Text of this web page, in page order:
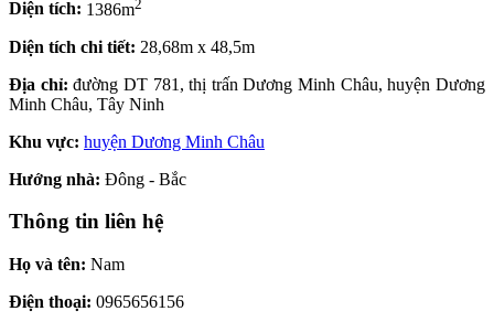
Diện tích: 1386m
Diện tích chi tiết: 28,68m x 48,5m
Địa chỉ:đường DT 781, thị trấn Dương Minh Châu, huyện Dương
Minh Châu, Tây Ninh
Khu vực: huyện Dương Minh Châu
Hướng nhà: Đông - Bắc
Thông tin liên hệ
Họ và tên: Nam
Điện thoại: 0965656156